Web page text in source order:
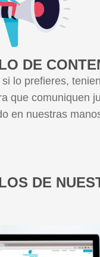
DE
lo prefieres,
que comuniquen
en nuestras
DE